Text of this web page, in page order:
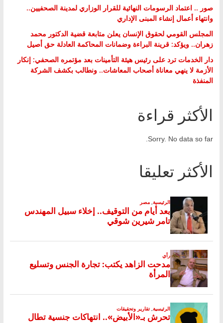
صور .. اعتماد الرسومات النهائية للقرار الوزاري لمدينة الصحفيين..
وانتهاء أعمال إنشاء المبنى الإداري
المجلس القومي لحقوق الإنسان يعلن متابعة قضية الدكتور محمد
زهران.. ويؤكد: قرينة البراءة وضمانات المحاكمة العادلة حق أصيل
دار الخدمات ترد على رئيس هيئة التأمينات بعد مؤتمره الصحفي: إنكار
الأزمة لا ينهي معاناة أصحاب المعاشات.. ونطالب بكشف الشركة
المنفذة
الأكثر قراءة
Sorry. No data so far.
الأكثر تعليقا